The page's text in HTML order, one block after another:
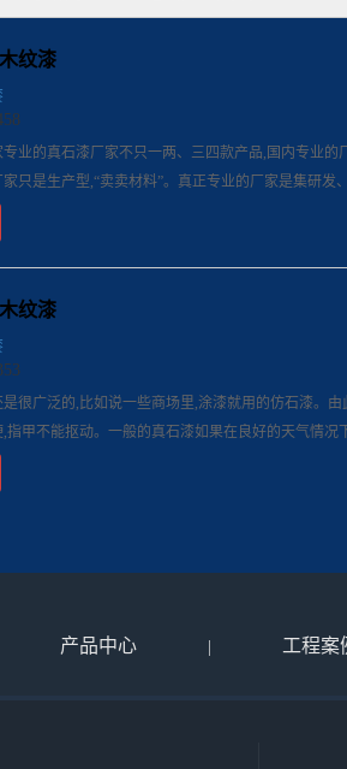
纹漆
业的真石漆厂家不只一两、三四款产品,国内专业
只是生产型,“卖卖材料”。真正专业的厂家是集研发
纹漆
很广泛的,比如说一些商场里,涂漆就用的仿石漆。
指甲不能抠动。一般的真石漆如果在良好的天气情况
产品中心 | 工程案